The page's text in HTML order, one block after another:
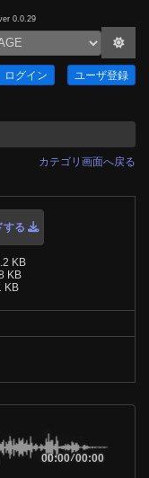
0.0.29
ログイン ユーザ登録
カテゴリ画面へ戻る
する
KB
KB
KB
00:00/00:00